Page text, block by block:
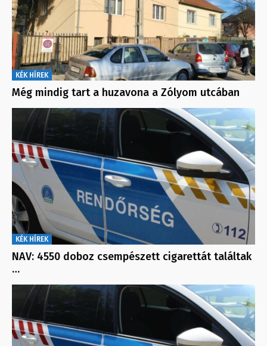
KÉK HÍREK
Még mindig tart a huzavona a Zólyom utcában
KÉK HÍREK
NAV: 4550 doboz csempészett cigarettát találtak
…